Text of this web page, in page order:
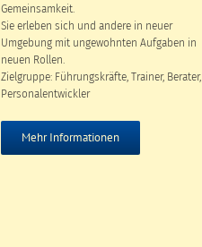
Gemeinsamkeit.
Sie erleben sich und andere in neuer
Umgebung mit ungewohnten Aufgaben in
neuen Rollen.
Zielgruppe: Führungskräfte, Trainer, Berater,
Personalentwickler
Mehr Informationen